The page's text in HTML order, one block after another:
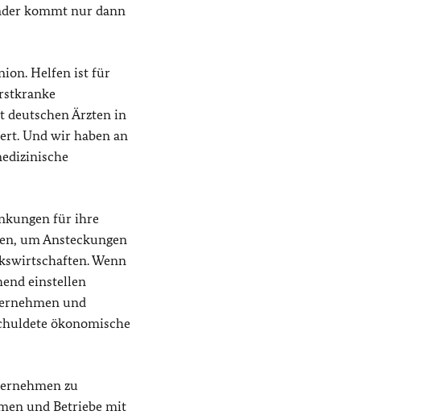
kommt nur dann
Helfen ist für
deutschen Ärzten in
Und wir haben an
für ihre
um Ansteckungen
Wenn
einstellen
und
ökonomische
zu
und Betriebe mit